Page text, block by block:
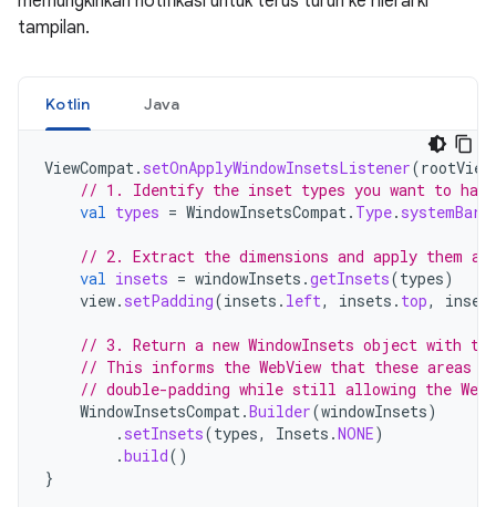
tampilan.
Kotlin Java
ViewCompat. setOnApplyWindowInsetsListener(rootView
// 1. Identify the inset types you want to
val types = WindowInsetsCompat. Type. systemBars
// 2. Extract the dimensions and apply them
val insets = windowInsets .getInsets(types)
view. setPadding(insets . left, insets . top,
// 3. Return a new WindowInsets object with
// This informs the WebView that these areas
// double-padding while still allowing the
WindowInsetsCompat.Builder(windowInsets)
. setInsets(types, Insets .NONE)
.build()
}